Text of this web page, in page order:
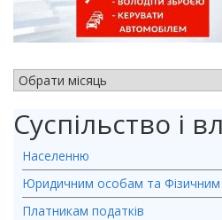
Суспільство і
Населенню
Юридичним особам та
Платникам податків